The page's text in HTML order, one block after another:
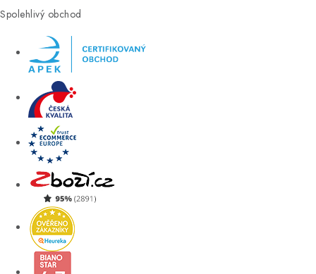
Spolehlivý obchod
Moje objednávka